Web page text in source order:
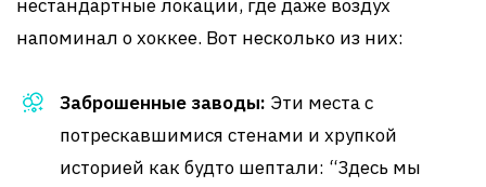
нестандартные локации, где даже воздух
напоминал о хоккее. Вот несколько из них:
Заброшенные заводы: Эти места с
потрескавшимися стенами и хрупкой
историей как будто шептали: “Здесь мы